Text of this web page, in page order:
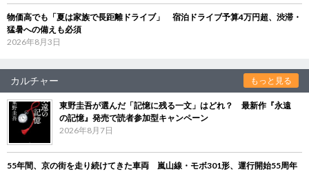
物価高でも「夏は家族で長距離ドライブ」 宿泊ドライブ予算4万円超、渋滞・
猛暑への備えも必須
2026年8月3日
カルチャー もっと見る
東野圭吾が選んだ「記憶に残る一文」はどれ？ 最新作『永遠
の記憶』発売で読者参加型キャンペーン
2026年8月7日
55年間、京の街を走り続けてきた車両 嵐山線・モボ301形、運行開始55周年